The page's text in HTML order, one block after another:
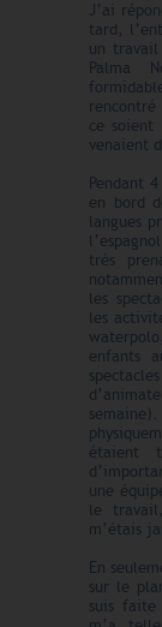
J’ai
tard,
un
Palma
rencontré
ce soient
venaient
Pendant
en bord
langues
très
les
les
enfants
étaient
une
le
m’étais
En
sur le
suis faite